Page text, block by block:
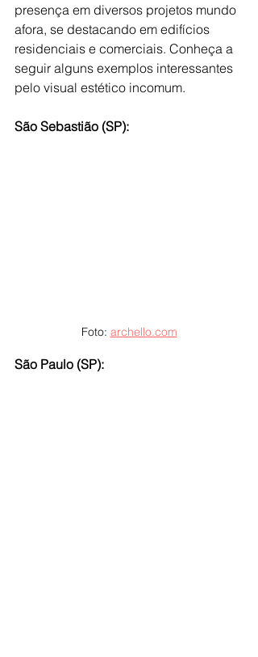
presença em diversos projetos mundo
afora, se destacando em edifícios
residenciais e comerciais. Conheça a
seguir alguns exemplos interessantes
pelo visual estético incomum.
São Sebastião (SP):
Foto: archello.com
São Paulo (SP):